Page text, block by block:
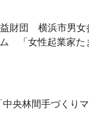
団 横浜市男女
「女性起業家た
林間手づくりマ